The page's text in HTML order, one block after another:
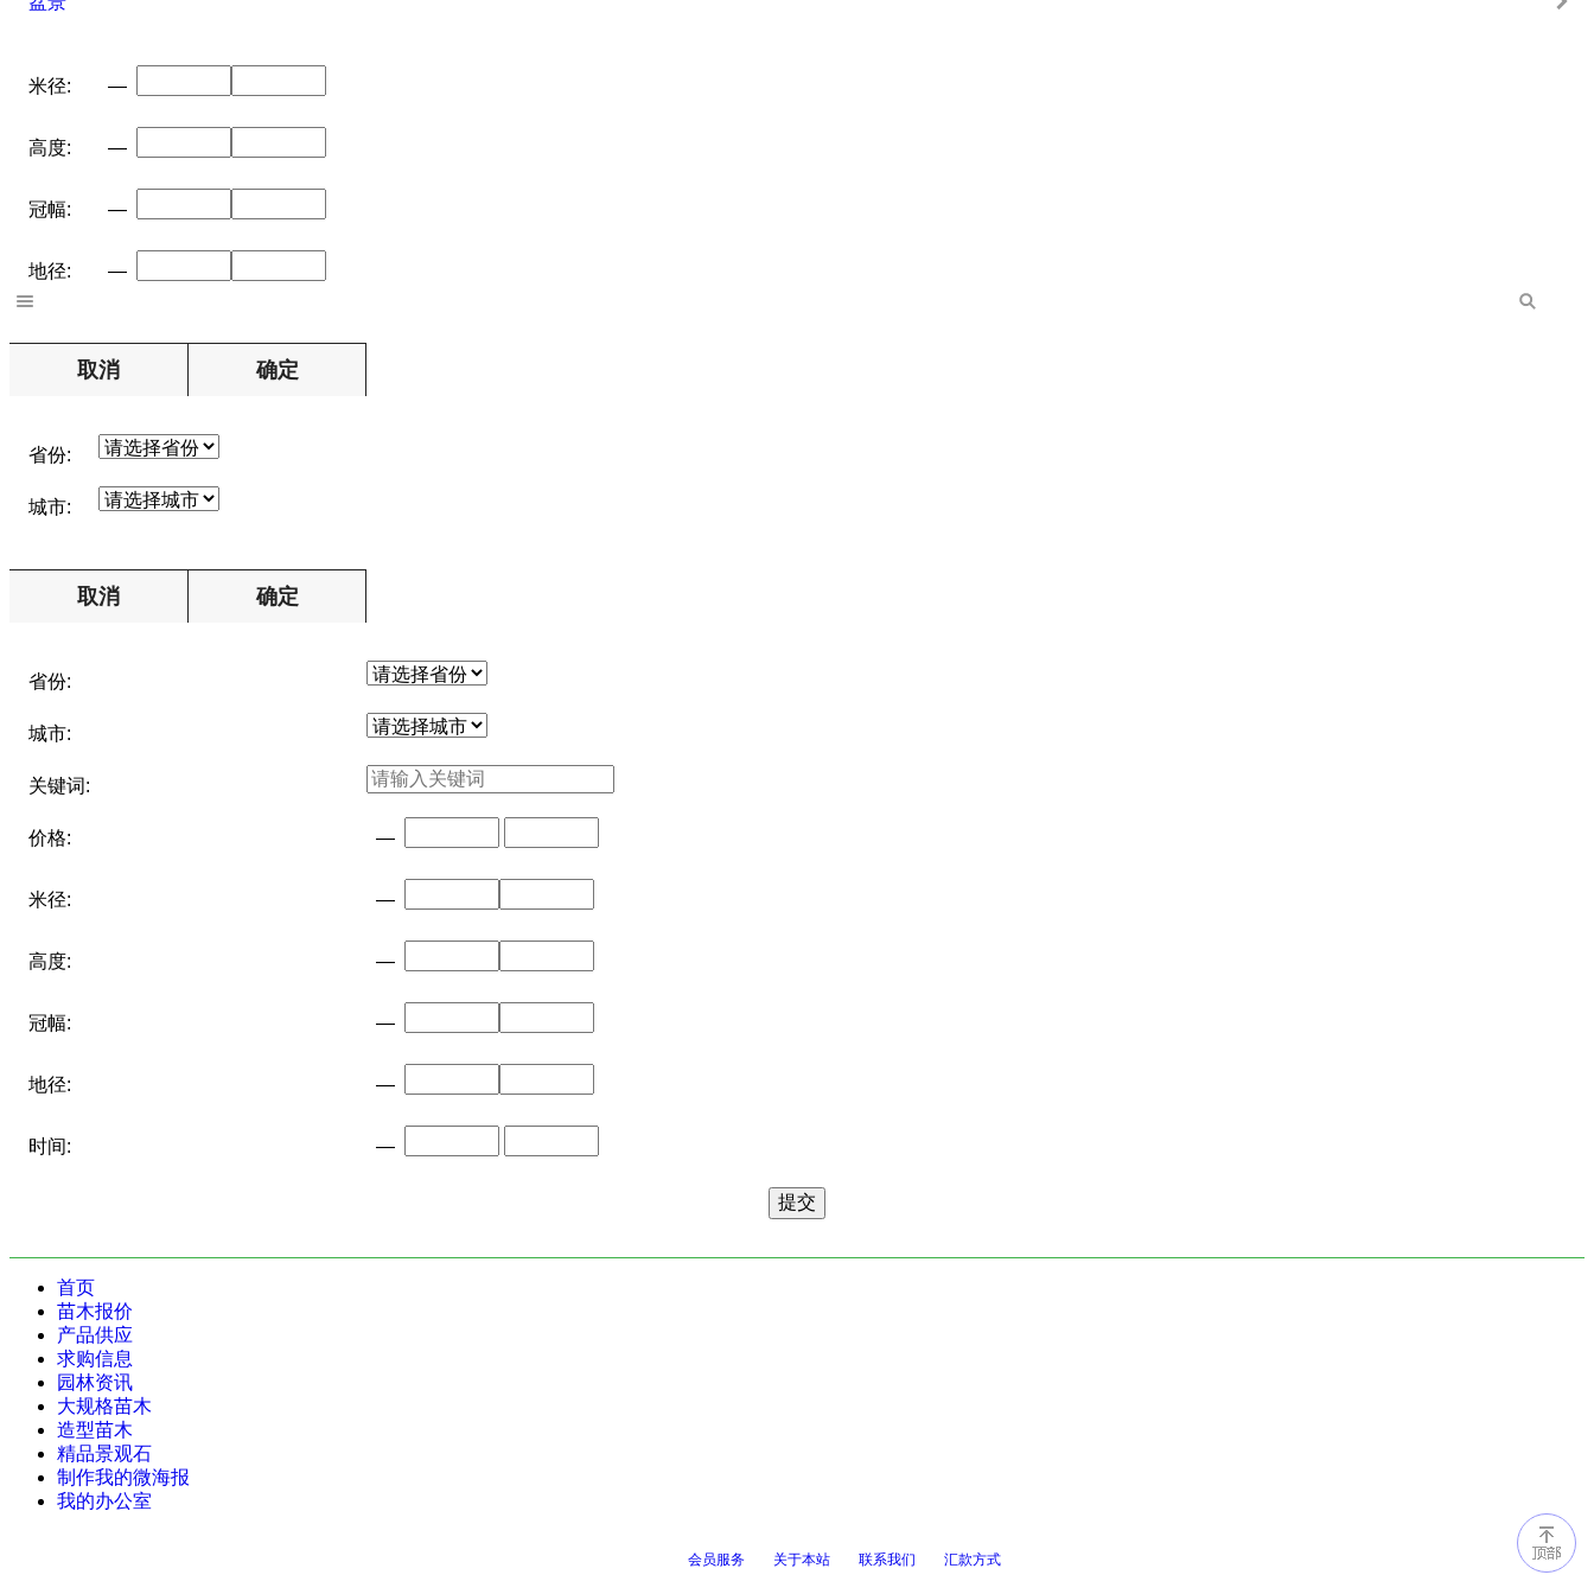
米径: —
高度: —
冠幅: —
地径: —
取消 确定
省份:
城市:
取消 确定
省份:
城市:
关键词:
价格: —
米径: —
高度: —
冠幅: —
地径: —
时间: —
首页
苗木报价
产品供应
求购信息
园林资讯
大规格苗木
造型苗木
精品景观石
制作我的微海报
我的办公室
会员服务 关于本站 联系我们 汇款方式